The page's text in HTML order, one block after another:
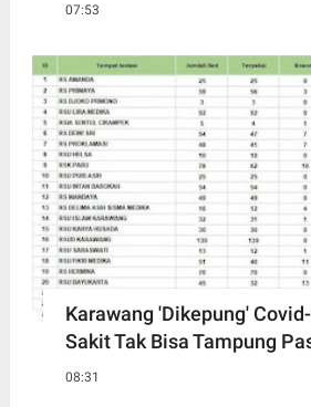
07:53
Karawang 'Dikepung'
Sakit Tak Bisa Tampung
08:31